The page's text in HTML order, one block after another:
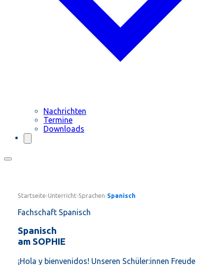
Nachrichten
Termine
Downloads
Startseite›Unterricht›Sprachen›Spanisch
Fachschaft Spanisch
Spanisch
am SOPHIE
¡Hola y bienvenidos! Unseren Schüler:innen Freude